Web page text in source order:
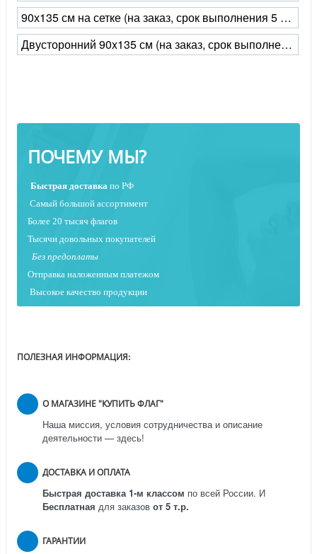
90х135 см на сетке (на заказ, срок выполнения 5 рабочих дней)
Двусторонний 90x135 см (на заказ, срок выполнения 5 рабочих дней)
ПОЧЕМУ МЫ?
Быстрая доставка по РФ
Самый большой ассортимент
Более 20 тысяч флагов
Тысячи довольных покупателей
Без предоплаты
Отправка наложенным платежом
Высокое качество продукции
ПОЛЕЗНАЯ ИНФОРМАЦИЯ:
О МАГАЗИНЕ "КУПИТЬ ФЛАГ"
Наша миссия, условия сотрудничества и описание
деятельности — здесь!
ДОСТАВКА И ОПЛАТА
Быстрая доставка 1-м классом по всей России. И
Бесплатная для заказов от 5 т.р.
ГАРАНТИИ